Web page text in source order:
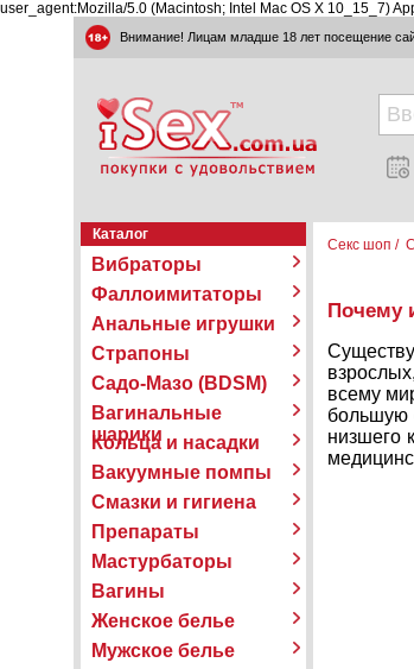
user_agent:Mozilla/5.0 (Macintosh; Intel Mac OS X 10_15_7)
Внимание! Лицам младше 18 лет посещение
Каталог
Вибраторы
Фаллоимитаторы
Анальные игрушки
Страпоны
Садо-Мазо (BDSM)
Вагинальные
шарики
Кольца и насадки
Вакуумные помпы
Смазки и гигиена
Препараты
Мастурбаторы
Вагины
Женское белье
Мужское белье
Секс шоп /
Почему
всему
большую
низшего